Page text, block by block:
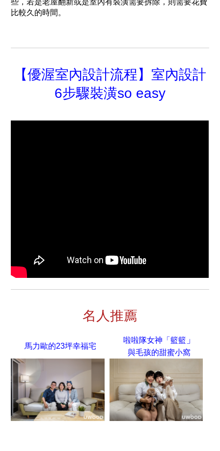
些，若是老屋翻新或是室內有裝潢需要拆除，則需要花費
比較久的時間。
【優渥室內設計流程】室內設計
6步驟裝潢so easy
名人推薦
馬力歐的23坪幸福宅
啦啦隊女神「籃籃 」
與毛孩的甜蜜小窩